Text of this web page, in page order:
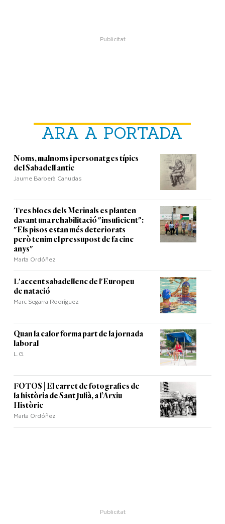
ARA A PORTADA
Noms, malnoms i personatges típics
del Sabadell antic
Jaume Barberà Canudas
Tres blocs dels Merinals es planten
davant una rehabilitació "insuficient":
"Els pisos estan més deteriorats
però tenim el pressupost de fa cinc
anys"
Marta Ordóñez
L'accent sabadellenc de l'Europeu
de natació
Marc Segarra Rodríguez
Quan la calor forma part de la jornada
laboral
L.G.
FOTOS | El carret de fotografies de
la història de Sant Julià, a l’Arxiu
Històric
Marta Ordóñez